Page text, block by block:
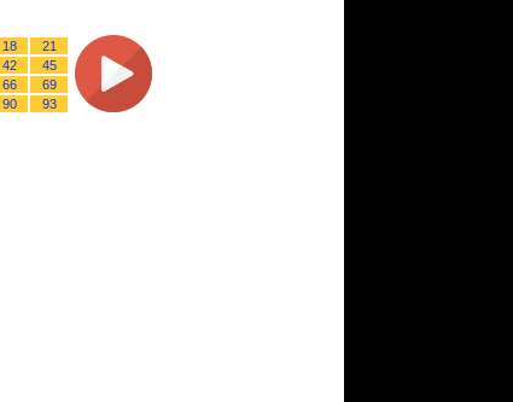
18
21
42
45
66
69
90 93